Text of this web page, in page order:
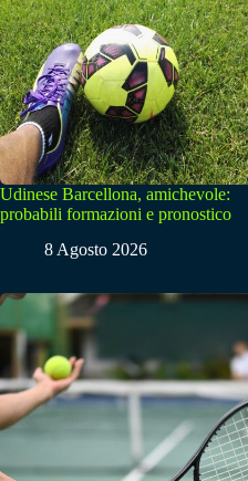
Udinese Barcellona, amichevole:
probabili formazioni e pronostico
8 Agosto 2026